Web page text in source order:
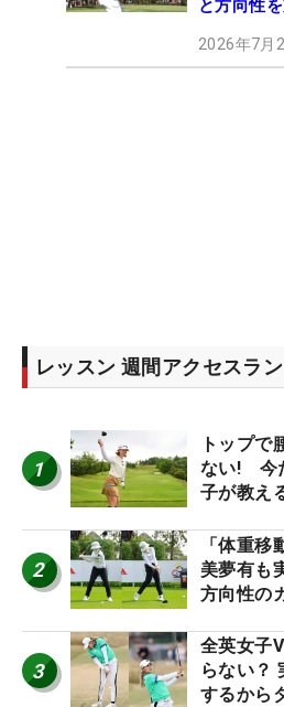
と方向性
2026年7月
レッスン 週間アクセスラ
1
トップで
ない! 今
子が教え
2
「体重
美夢有も
方向性の
3
全英女子
らない？
するから